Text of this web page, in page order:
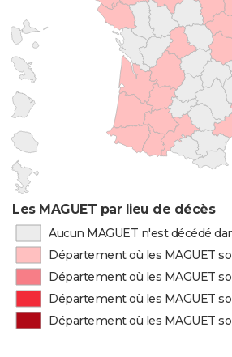
Les MAGUET par lieu de décès
Aucun MAGUET n'est décédé
Département où les MAGUET
Département où les MAGUET
Département où les MAGUET
Département où les MAGUET